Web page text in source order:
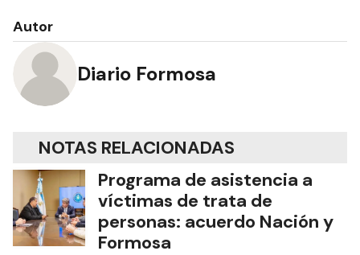
Autor
Diario Formosa
NOTAS RELACIONADAS
Programa de asistencia a
víctimas de trata de
personas: acuerdo Nación y
Formosa